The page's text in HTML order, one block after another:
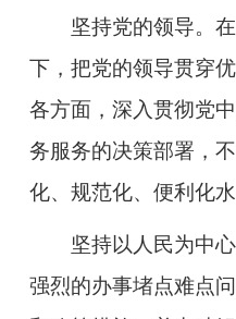
坚持党的领导。
下，把党的领导贯穿
各方面，深入贯彻党
务服务的决策部署，
化、规范化、便利化水
坚持以人民为中
强烈的办事堵点难点